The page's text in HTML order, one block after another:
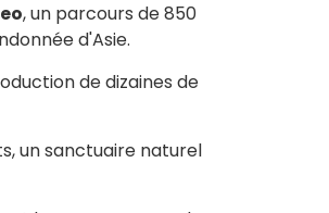
, un parcours de 850
d'Asie.
de dizaines de
un sanctuaire naturel